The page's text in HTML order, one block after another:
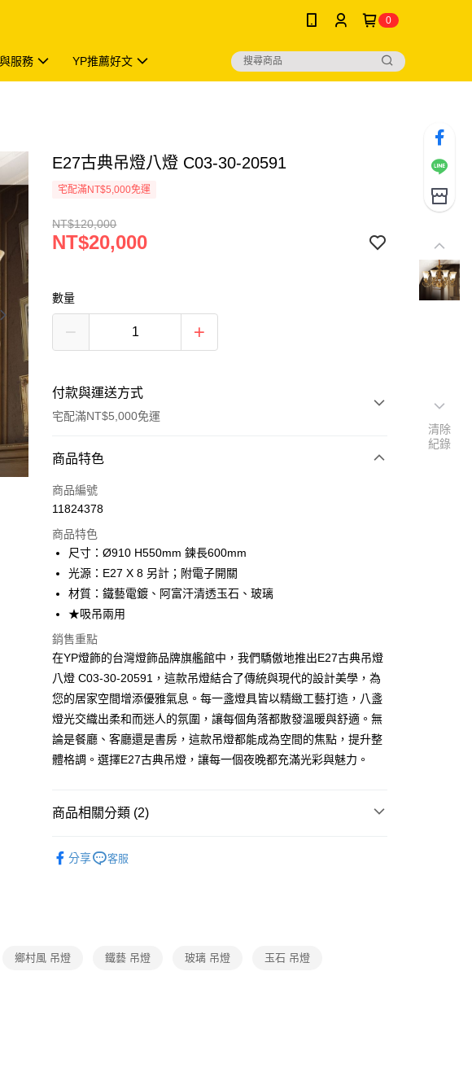
0
服務 YP推薦好文
E27古典吊燈八燈 C03-30-20591
宅配滿NT$5,000免運
NT$120,000
NT$20,000
數量
付款與運送方式
宅配滿NT$5,000免運
付款方式
信用卡一次付款
Apple Pay
街口支付
悠遊付
Google Pay
AFTEE先享後付
相關說明
【關於「AFTEE先享後付」】
AFTEE先享後付是「在收到商品之後才付款」的支付方式。 讓您購物簡單
便利好安心！
３．安心：先確認商品／服務後，再付款。
１．於結帳方式選擇「AFTEE先享後付」後，將跳轉至「AFTEE先享後
付」結帳頁面，進行簡訊認證並確認金額後，即可完成結帳。
先享後付繳納相關費用。
ATM付款
每筆NT$180，滿NT$5,000(含以上)免運費
商品特色
商品編號
11824378
商品特色
尺寸：Ø910 H550mm 鍊長600mm
光源：E27 X 8 另計；附電子開關
材質：鐵藝電鍍、阿富汗清透玉石、玻璃
★吸吊兩用
銷售重點
在YP燈飾的台灣燈飾品牌旗艦館中，我們驕傲地推出E27古典吊燈
八燈 C03-30-20591，這款吊燈結合了傳統與現代的設計美學，為
您的居家空間增添優雅氣息。每一盞燈具皆以精緻工藝打造，八盞
燈光交織出柔和而迷人的氛圍，讓每個角落都散發溫暖與舒適。無
論是餐廳、客廳還是書房，這款吊燈都能成為空間的焦點，提升整
體格調。選擇E27古典吊燈，讓每一個夜晚都充滿光彩與魅力。
商品相關分類 (2)
分享 客服
鄉村風 吊燈 鐵藝 吊燈 玻璃 吊燈 玉石 吊燈
清除
紀錄